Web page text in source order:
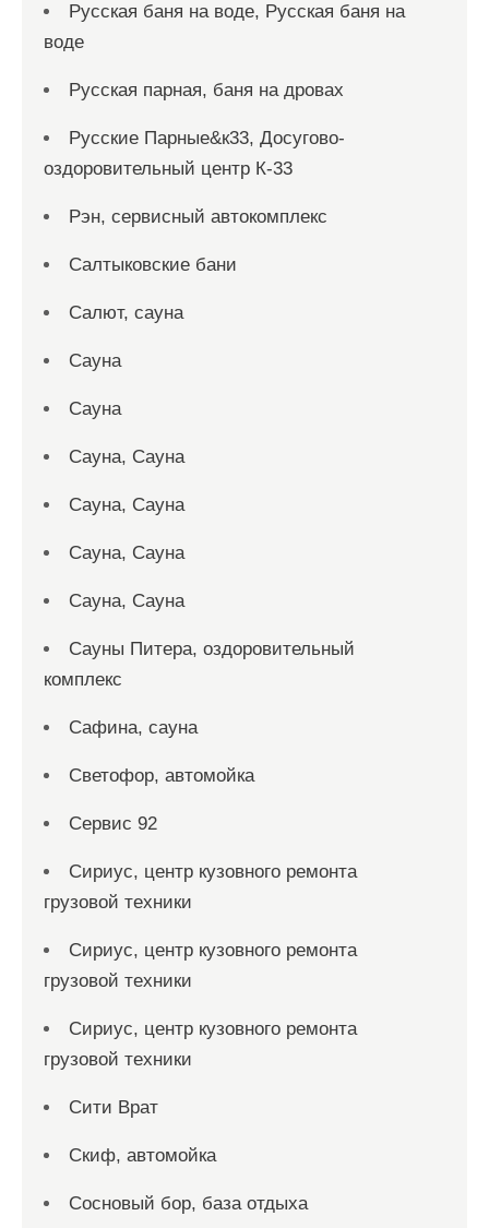
Русская баня на воде, Русская баня на
воде
Русская парная, баня на дровах
Русские Парные&к33, Досугово-
оздоровительный центр К-33
Рэн, сервисный автокомплекс
Салтыковские бани
Салют, сауна
Сауна
Сауна
Сауна, Сауна
Сауна, Сауна
Сауна, Сауна
Сауна, Сауна
Сауны Питера, оздоровительный
комплекс
Сафина, сауна
Светофор, автомойка
Сервис 92
Сириус, центр кузовного ремонта
грузовой техники
Сириус, центр кузовного ремонта
грузовой техники
Сириус, центр кузовного ремонта
грузовой техники
Сити Врат
Скиф, автомойка
Сосновый бор, база отдыха